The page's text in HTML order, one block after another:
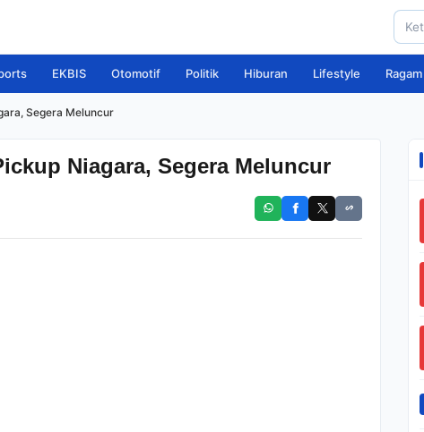
EKBIS Otomotif Politik Hiburan Lifestyle Ragam
Segera Meluncur
Niagara, Segera Meluncur